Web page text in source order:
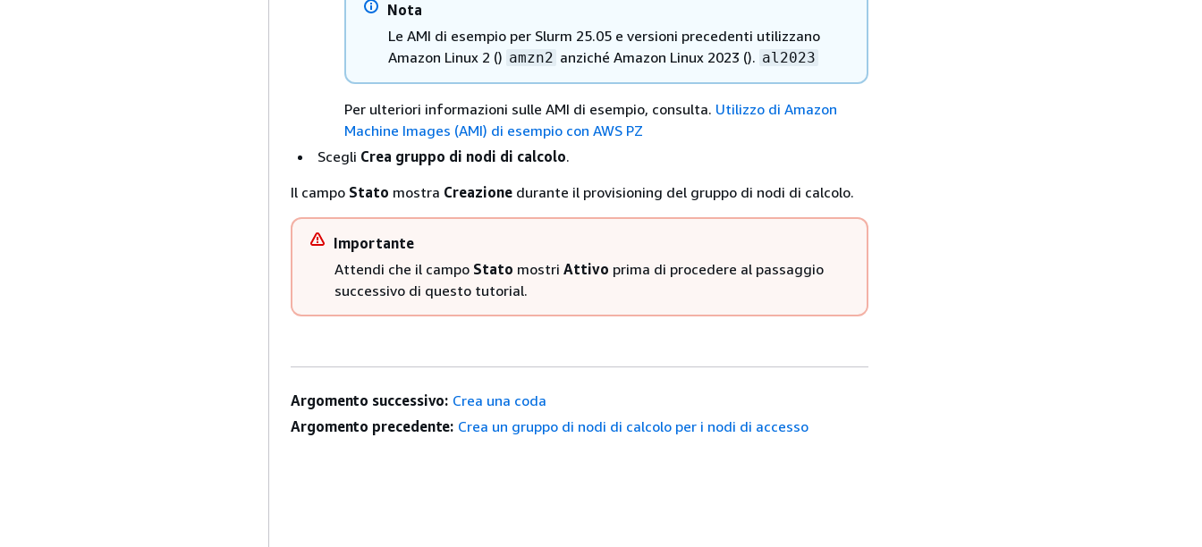
Nota
Le AMI di esempio per Slurm 25.05 e versioni precedenti utilizzano
Amazon Linux 2 () amzn2 anziché Amazon Linux 2023 (). al2023
Per ulteriori informazioni sulle AMI di esempio, consulta. Utilizzo di Amazon
Machine Images (AMI) di esempio con AWS PZ
Scegli Crea gruppo di nodi di calcolo.
Il campo Stato mostra Creazione durante il provisioning del gruppo di nodi di calcolo.
Importante
Attendi che il campo Stato mostri Attivo prima di procedere al passaggio
successivo di questo tutorial.
Argomento successivo: Crea una coda
Argomento precedente: Crea un gruppo di nodi di calcolo per i nodi di accesso